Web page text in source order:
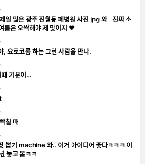
제일 많은 광주 진월동 폐병원 사진.jpg 와.. 진짜 소
오싹해야 제 맛이지 ❤️
요로코롬 하는 그런 사람을 만나.
기분이…
때
뽑기.machine 와.. 이거 아이디어 좋다ㅋㅋㅋ 이
놓고 봄ㅋㅋ